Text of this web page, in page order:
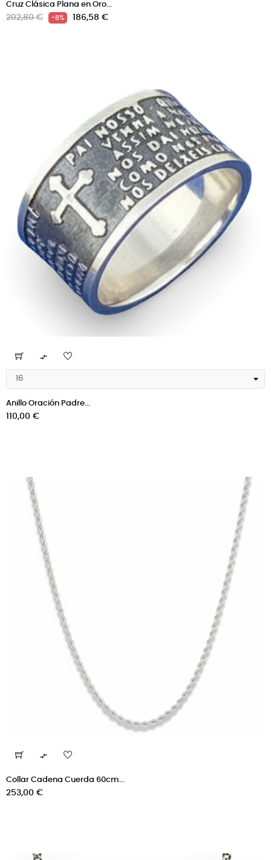
Cruz Clásica Plana en Oro...
Precio
202,80 € -8% Precio
186,58 €

Anillo Oración Padre...
Precio
110,00 €

Collar Cadena Cuerda 60cm...
Precio
253,00 €